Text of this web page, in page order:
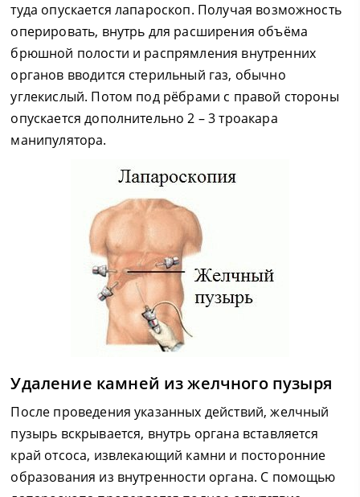
туда опускается лапароскоп. Получая возможность
оперировать, внутрь для расширения объёма
брюшной полости и распрямления внутренних
органов вводится стерильный газ, обычно
углекислый. Потом под рёбрами с правой стороны
опускается дополнительно 2 – 3 троакара
манипулятора.
Удаление камней из желчного пузыря
После проведения указанных действий, желчный
пузырь вскрывается, внутрь органа вставляется
край отсоса, извлекающий камни и посторонние
образования из внутренности органа. С помощью